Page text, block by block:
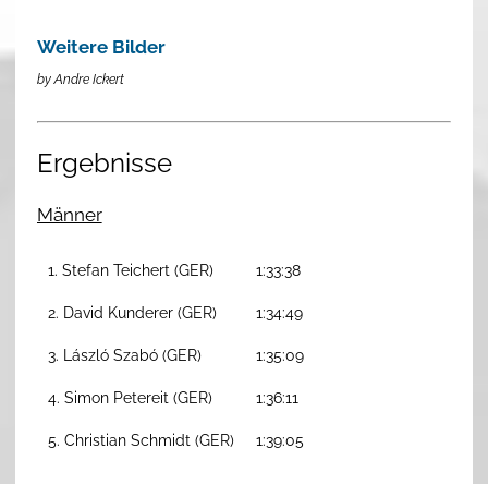
Weitere Bilder
by Andre Ickert
Ergebnisse
Männer
1. Stefan Teichert (GER) 1:33:38
2. David Kunderer (GER) 1:34:49
3. László Szabó (GER) 1:35:09
4. Simon Petereit (GER) 1:36:11
5. Christian Schmidt (GER) 1:39:05